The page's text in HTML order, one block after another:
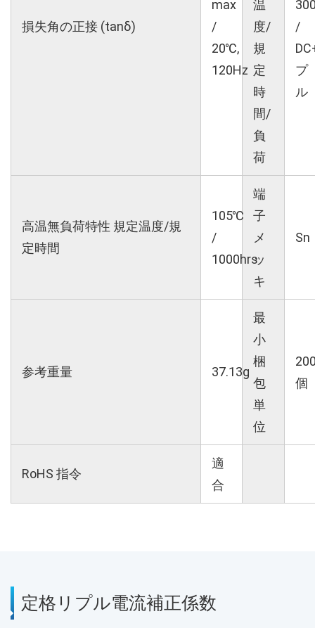
損失角の正接 (tanδ)
max
/
20℃,
120Hz
温
度/
規
定
時
間/
負
荷
/
プ
ル
高温無負荷特性 規定温度/規
定時間
105℃
/
1000hrs
端
子
メ
ッ
キ
Sn
参考重量 37.13g
最
小
梱
包
単
位
個
RoHS 指令
適
合
定格リプル電流補正係数